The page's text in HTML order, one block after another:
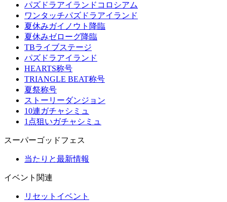
パズドラアイランドコロシアム
ワンタッチパズドラアイランド
夏休みガイノウト降臨
夏休みゼローグ降臨
TBライブステージ
パズドラアイランド
HEARTS称号
TRIANGLE BEAT称号
夏祭称号
ストーリーダンジョン
10連ガチャシミュ
1点狙いガチャシミュ
スーパーゴッドフェス
当たりと最新情報
イベント関連
リセットイベント